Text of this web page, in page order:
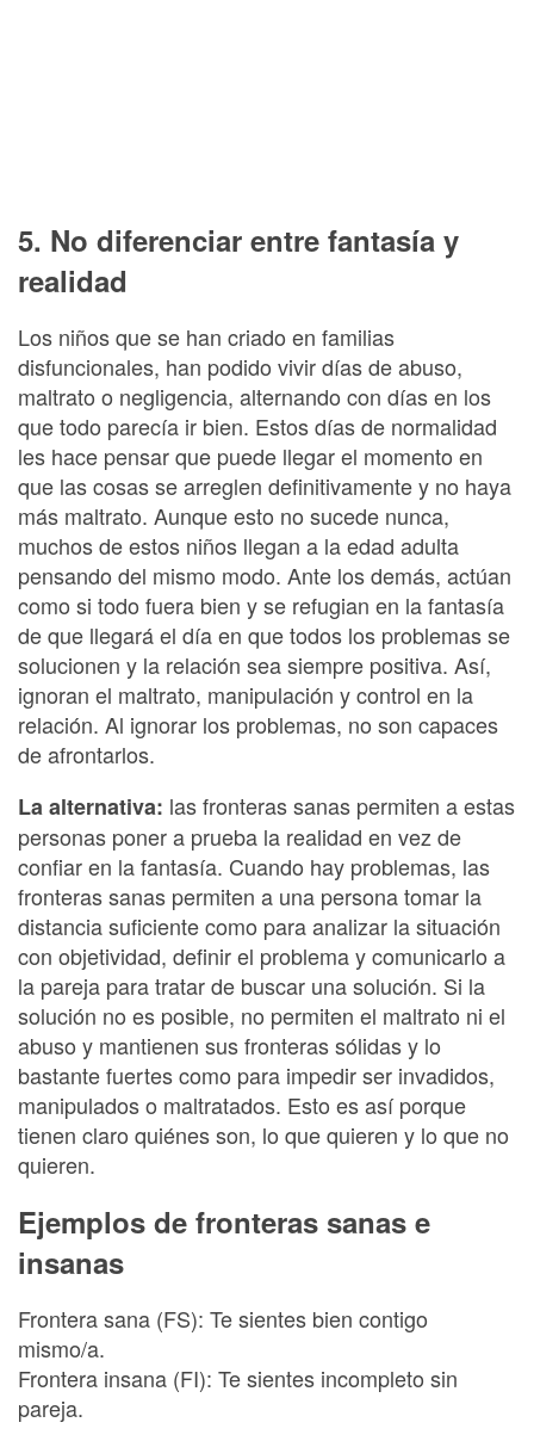
5. No diferenciar entre fantasía y
realidad
Los niños que se han criado en familias
disfuncionales, han podido vivir días de abuso,
maltrato o negligencia, alternando con días en los
que todo parecía ir bien. Estos días de normalidad
les hace pensar que puede llegar el momento en
que las cosas se arreglen definitivamente y no haya
más maltrato. Aunque esto no sucede nunca,
muchos de estos niños llegan a la edad adulta
pensando del mismo modo. Ante los demás, actúan
como si todo fuera bien y se refugian en la fantasía
de que llegará el día en que todos los problemas se
solucionen y la relación sea siempre positiva. Así,
ignoran el maltrato, manipulación y control en la
relación. Al ignorar los problemas, no son capaces
de afrontarlos.
La alternativa: las fronteras sanas permiten a estas
personas poner a prueba la realidad en vez de
confiar en la fantasía. Cuando hay problemas, las
fronteras sanas permiten a una persona tomar la
distancia suficiente como para analizar la situación
con objetividad, definir el problema y comunicarlo a
la pareja para tratar de buscar una solución. Si la
solución no es posible, no permiten el maltrato ni el
abuso y mantienen sus fronteras sólidas y lo
bastante fuertes como para impedir ser invadidos,
manipulados o maltratados. Esto es así porque
tienen claro quiénes son, lo que quieren y lo que no
quieren.
Ejemplos de fronteras sanas e
insanas
Frontera sana (FS): Te sientes bien contigo
mismo/a.
Frontera insana (FI): Te sientes incompleto sin
pareja.